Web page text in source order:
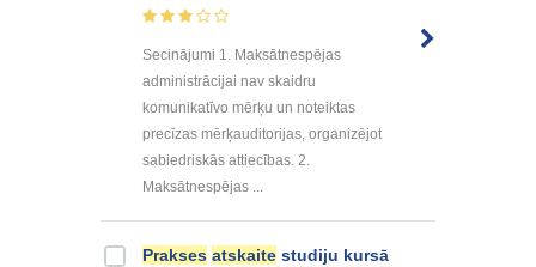
Secinājumi 1. Maksātnespējas
administrācijai nav skaidru
komunikatīvo mērķu un noteiktas
precīzas mērķauditorijas, organizējot
sabiedriskās attiecības. 2.
Maksātnespējas ...
Prakses atskaite studiju kursā